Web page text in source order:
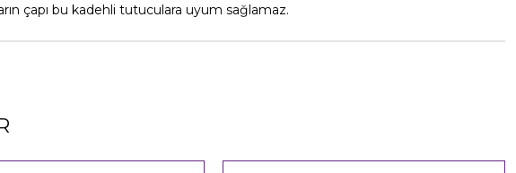
çapı bu kadehli tutuculara uyum sağlamaz.